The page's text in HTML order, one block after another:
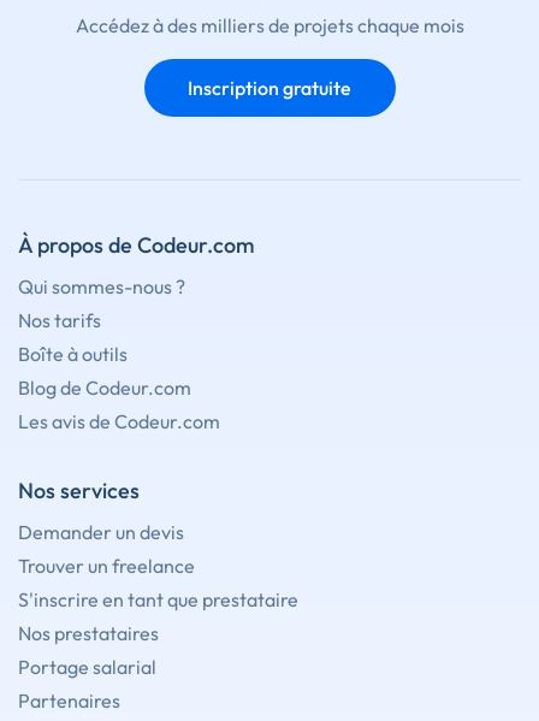
Accédez à des milliers de projets chaque mois
Inscription gratuite
À propos de Codeur.com
Qui sommes-nous ?
Nos tarifs
Boîte à outils
Blog de Codeur.com
Les avis de Codeur.com
Nos services
Demander un devis
Trouver un freelance
S'inscrire en tant que prestataire
Nos prestataires
Portage salarial
Partenaires